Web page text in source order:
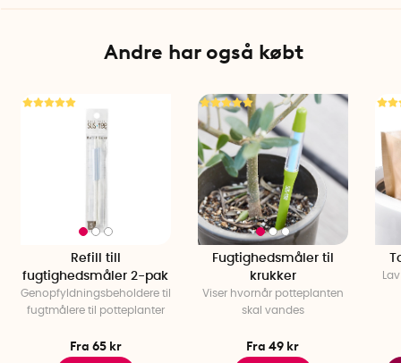
Antal per emballage: 1
Oprindelsesland: Sverige
Andre har også købt
Refill till
fugtighedsmåler 2-pak
Genopfyldningsbeholdere til
fugtmålere til potteplanter
Fra 65 kr
Fugtighedsmåler til
krukker
Viser hvornår potteplanten
skal vandes
Fra 49 kr